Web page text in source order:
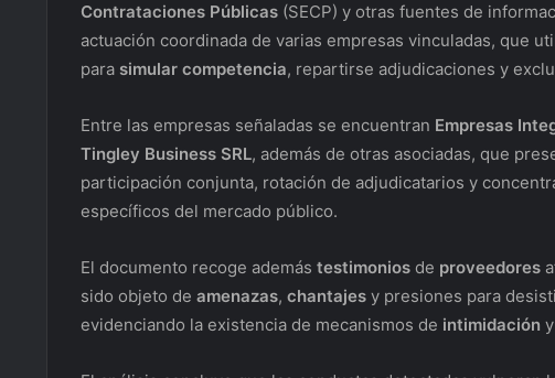
Contrataciones Públicas (SECP) y otras fuentes de
actuación coordinada de varias empresas vinculadas, que
para simular competencia, repartirse adjudicaciones y
Entre las empresas señaladas se encuentran Empresas
Tingley Business SRL, además de otras asociadas, que
participación conjunta, rotación de adjudicatarios y
específicos del mercado público.
El documento recoge además testimonios de proveedores
sido objeto de amenazas, chantajes y presiones para
evidenciando la existencia de mecanismos de intimidación